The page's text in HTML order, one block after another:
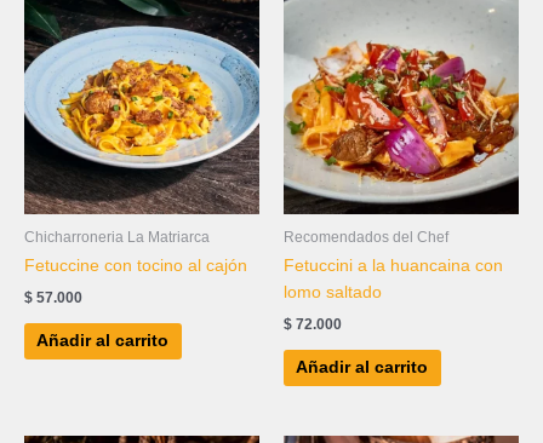
Chicharroneria La Matriarca
Fetuccine con tocino al cajón
$ 57.000
Añadir al carrito
Recomendados del Chef
Fetuccini a la huancaina con
lomo saltado
$ 72.000
Añadir al carrito